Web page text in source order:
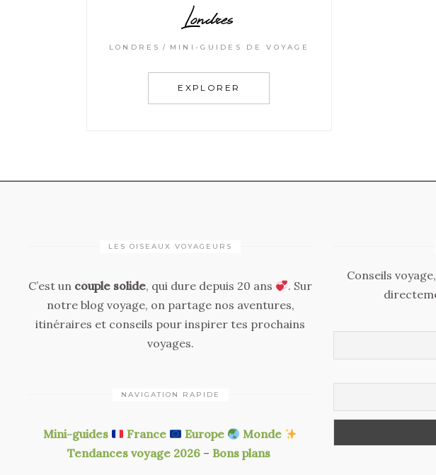
Londres
LONDRES MINI-GUIDES DE VOYAGE
EXPLORER
LES OISEAUX VOYAGEURS
C’est un couple solide, qui dure depuis 20 ans
. Sur
notre blog voyage, on partage nos aventures,
itinéraires et conseils pour inspirer tes prochains
voyages.
NAVIGATION RAPIDE
Mini-guides France Europe
Monde
Tendances voyage 2026 –Bons plans
Conseils